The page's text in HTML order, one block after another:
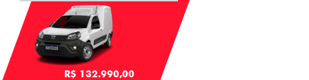
R$ 132.990,00